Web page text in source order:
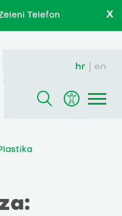
Telefon X
hr en